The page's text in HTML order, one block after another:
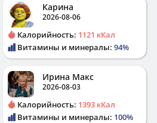
Карина
2026-08-06
Калорийность: 1121 кКал
Витамины и минералы: 94%
Ирина Макс
2026-08-03
Калорийность: 1393 кКал
Витамины и минералы: 100%